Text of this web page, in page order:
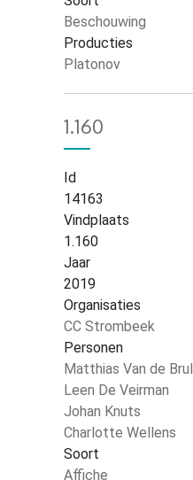
Beschouwing
Producties
Platonov
1.160
Id
14163
Vindplaats
1.160
Jaar
2019
Organisaties
CC Strombeek
Personen
Matthias Van de Brul
Leen De Veirman
Johan Knuts
Charlotte Wellens
Soort
Affiche